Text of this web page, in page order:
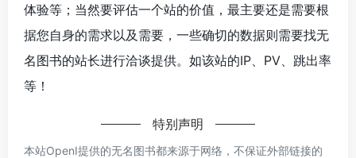
体验等；当然要评估一个站的价值，最主要还是需要根
据您自身的需求以及需要，一些确切的数据则需要找无
名图书的站长进行洽谈提供。如该站的IP、PV、跳出率
等！
特别声明
本站OpenI提供的无名图书都来源于网络，不保证外部链接的